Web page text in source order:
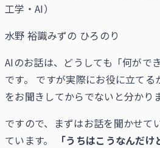
工学・AI）
水野 裕識みずの ひろのり
AIのお話は、どうしても「何がで
です。 ですが実際にお役に立て
をお聞きしてからでないと分かり
ですので、まずはお話を聞かせて
ています。
「うちはこうなん